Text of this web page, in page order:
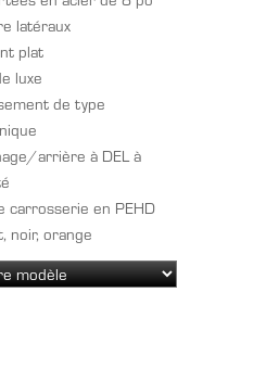
latéraux
plat
luxe
de type
arrière à DEL à
carrosserie en PEHD
noir, orange